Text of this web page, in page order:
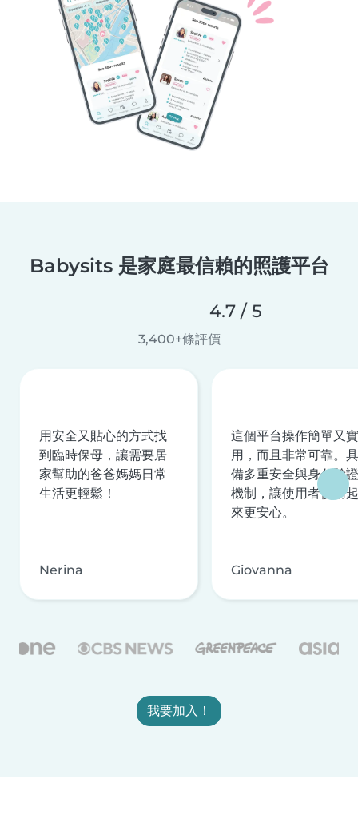
Babysits 是家庭最信賴的照護平台
4.7 / 5
3,400+條評價
用安全又貼心的方式找
到臨時保母，讓需要居
家幫助的爸爸媽媽日常
生活更輕鬆！
Nerina
這個平台操作簡單又實
用，而且非常可靠。具
備多重安全與身分驗證
機制，讓使用者使用起
來更安心。
Giovanna
我要加入！